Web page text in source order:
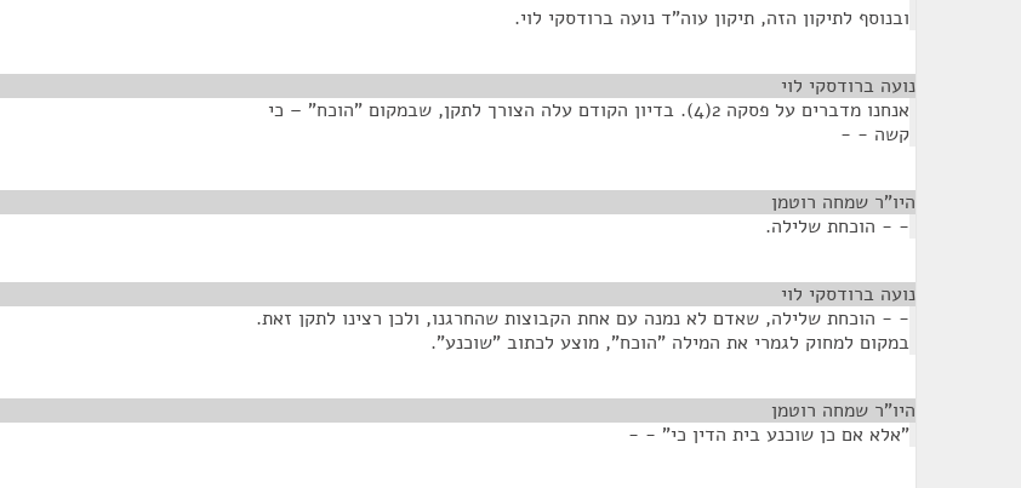
ובנוסף לתיקון הזה, תיקון עוה"ד נועה ברודסקי לוי.
נועה ברודסקי לוי
אנחנו מדברים על פסקה 2(4). בדיון הקודם עלה הצורך לתקן, שבמקום "הוכח" – כי
קשה - -
היו"ר שמחה רוטמן
- - הוכחת שלילה.
נועה ברודסקי לוי
- - הוכחת שלילה, שאדם לא נמנה עם אחת הקבוצות שהחרגנו, ולכן רצינו לתקן זאת.
במקום למחוק לגמרי את המילה "הוכח", מוצע לכתוב "שוכנע".
היו"ר שמחה רוטמן
"אלא אם כן שוכנע בית הדין כי" - -